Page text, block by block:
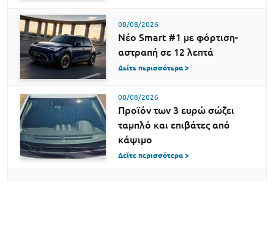
08/08/2026
Νέο Smart #1 με φόρτιση-
αστραπή σε 12 λεπτά
Δείτε περισσότερα >
08/08/2026
Προϊόν των 3 ευρώ σώζει
ταμπλό και επιβάτες από
κάψιμο
Δείτε περισσότερα >